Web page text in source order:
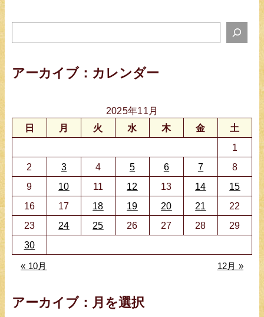
イ
検
アーカイブ：カレンダー
2025年11月
日
月 火 水 木 金
土
1
2
3 4 5 6 7
8
9
10 11 12 13 14
15
16
17 18 19 20 21
22
23
24 25 26 27 28
29
30
« 10月 12月 »
アーカイブ：月を選択